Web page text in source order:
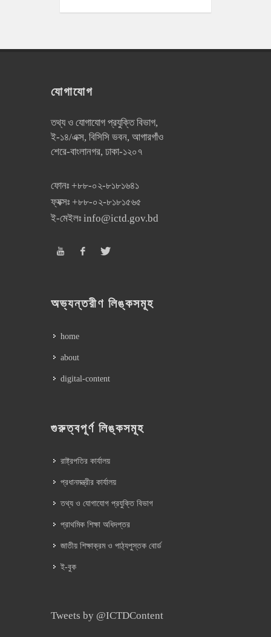
যোগাযোগ
তথ্য ও যোগাযোগ প্রযুক্তি বিভাগ,
ই-১৪/এক্স, বিসিসি ভবন, আগারগাঁও
শেরে-বাংলানগর, ঢাকা-১২০৭
ফোনঃ +৮৮-০২-৮১৮১৬৪১
ফ্যক্সঃ +৮৮-০২-৮১৮১৫৬৫
ই-মেইলঃ info@ictd.gov.bd
অভ্যন্তরীণ লিঙ্কসমূহ
home
about
digital-content
গুরুত্বপূর্ণ লিঙ্কসমূহ
রাষ্ট্রপতির কার্যালয়
প্রধানমন্ত্রীর কার্যালয়
তথ্য ও যোগাযোগ প্রযুক্তি বিভাগ
প্রাথমিক শিক্ষা অধিদপ্তর
জাতীয় শিক্ষাক্রম ও পাঠ্যপুস্তক বোর্ড
ই-বুক
Tweets by @ICTDContent